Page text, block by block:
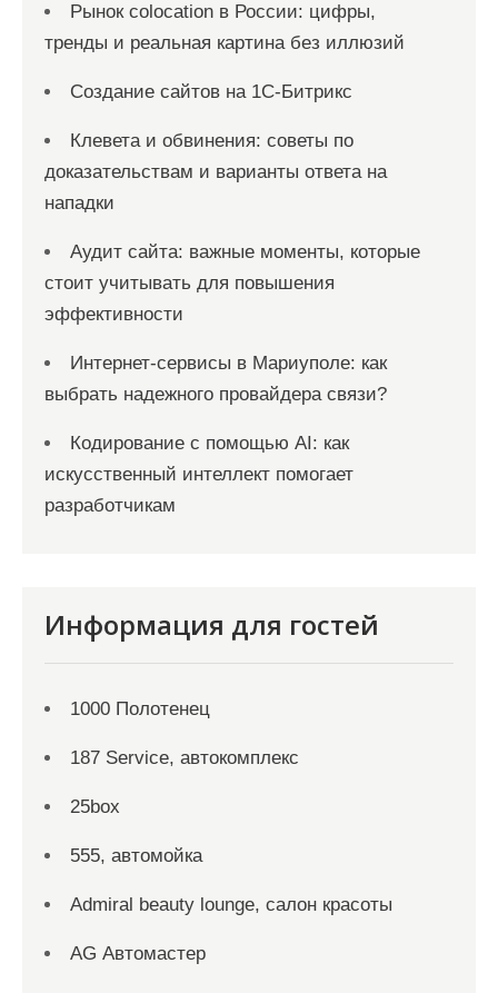
Рынок colocation в России: цифры,
тренды и реальная картина без иллюзий
Создание сайтов на 1С-Битрикс
Клевета и обвинения: советы по
доказательствам и варианты ответа на
нападки
Аудит сайта: важные моменты, которые
стоит учитывать для повышения
эффективности
Интернет-сервисы в Мариуполе: как
выбрать надежного провайдера связи?
Кодирование с помощью AI: как
искусственный интеллект помогает
разработчикам
Информация для гостей
1000 Полотенец
187 Service, автокомплекс
25box
555, автомойка
Admiral beauty lounge, салон красоты
AG Автомастер